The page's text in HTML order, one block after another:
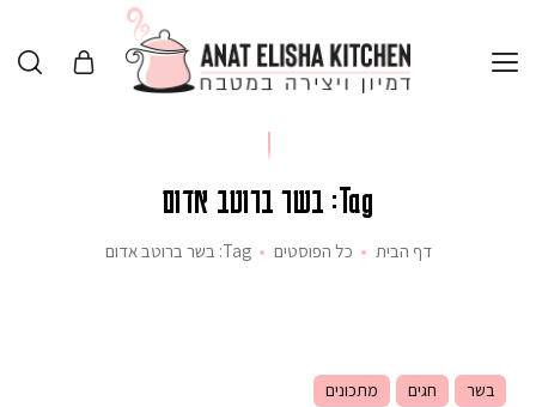
Tag: בשר ברוטב אדום
דף הבית כל הפוסטים Tag: בשר ברוטב אדום
בשר חגים מתכונים